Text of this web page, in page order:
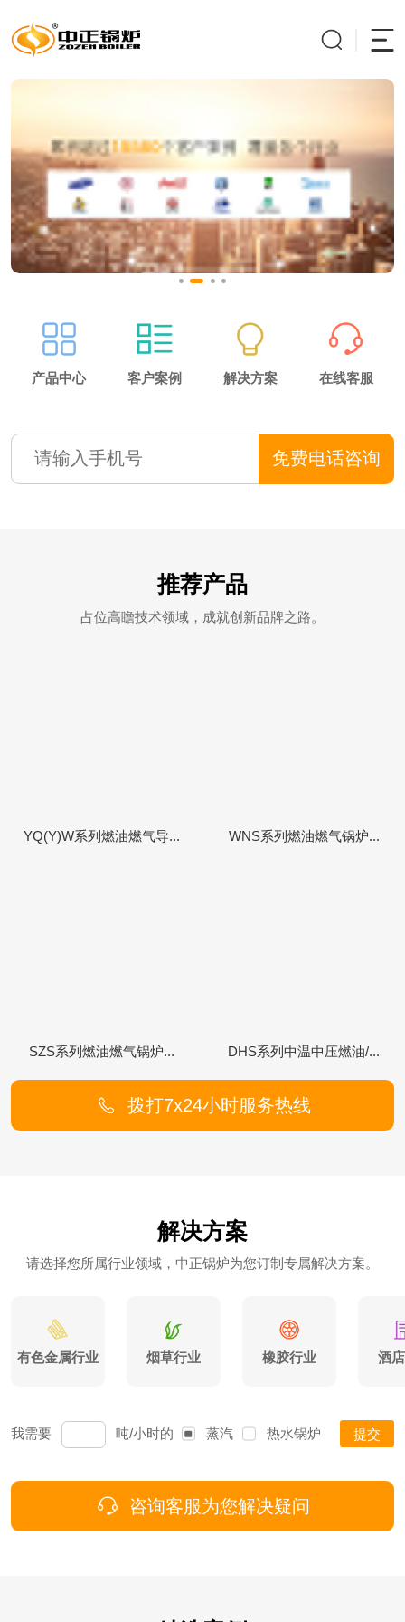
产品中心 客户案例 解决方案 在线客服
免费电话咨询
推荐产品
占位高瞻技术领域，成就创新品牌之路。
YQ(Y)W系列燃油燃气导... WNS系列燃油燃气锅炉...
SZS系列燃油燃气锅炉... DHS系列中温中压燃油/...
拨打7x24小时服务热线
解决方案
请选择您所属行业领域，中正锅炉为您订制专属解决方案。
有色金属行业 烟草行业 橡胶行业 酒
我需要 吨/小时的 蒸汽 热水锅炉 提交
咨询客服为您解决疑问